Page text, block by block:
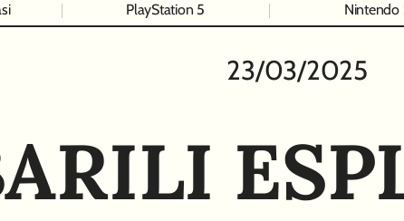
PlayStation 5 Nintendo
23/03/2025